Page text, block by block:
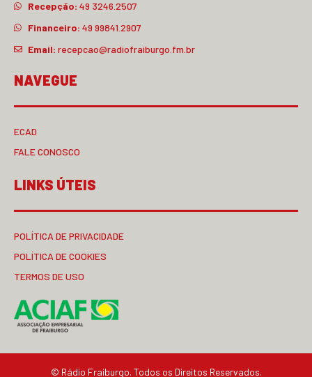
Recepção: 49 3246.2507
Financeiro: 49 99841.2907
Email: recepcao@radiofraiburgo.fm.br
NAVEGUE
ECAD
FALE CONOSCO
LINKS ÚTEIS
POLÍTICA DE PRIVACIDADE
POLÍTICA DE COOKIES
TERMOS DE USO
© Rádio Fraiburgo. Todos os Direitos Reservados.